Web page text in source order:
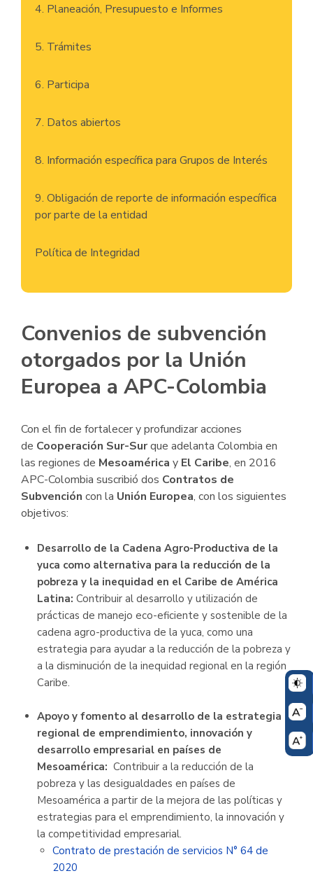
4. Planeación, Presupuesto e Informes
5. Trámites
6. Participa
7. Datos abiertos
8. Información específica para Grupos de Interés
9. Obligación de reporte de información específica
por parte de la entidad
Política de Integridad
Convenios de subvención
otorgados por la Unión
Europea a APC-Colombia
Con el fin de fortalecer y profundizar acciones
de Cooperación Sur-Surque adelanta Colombia en
las regiones de Mesoamérica y El Caribe, en 2016
APC-Colombia suscribió dos Contratos de
Subvención con la Unión Europea, con los siguientes
objetivos:
Desarrollo de la Cadena Agro-Productiva de la
yuca como alternativa para la reducción de la
pobreza y la inequidad en el Caribe de América
Latina: Contribuir al desarrollo y utilización de
prácticas de manejo eco-eficiente y sostenible de la
cadena agro-productiva de la yuca, como una
estrategia para ayudar a la reducción de la pobreza y
a la disminución de la inequidad regional en la región
Caribe.
Apoyo y fomento al desarrollo de la estrategia
regional de emprendimiento, innovación y
desarrollo empresarial en países de
Mesoamérica: Contribuir a la reducción de la
pobreza y las desigualdades en países de
Mesoamérica a partir de la mejora de las políticas y
estrategias para el emprendimiento, la innovación y
la competitividad empresarial.
Contrato de prestación de servicios N° 64 de
2020